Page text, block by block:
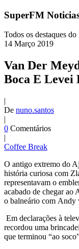
SuperFM
Todos os destaques
14 Março 2019
Van Der
Boca E Levei
|
De nuno.santos
|
0 Comentários
|
Coffee Break
O antigo extremo do
história curiosa com
representavam o
acabado de chegar ao
o balneário com Andy
Em declarações à
recordou uma
que terminou “ao